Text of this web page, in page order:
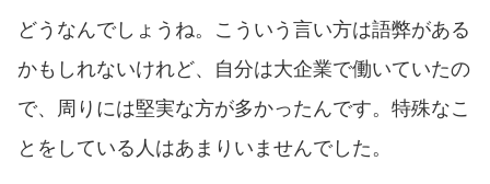
どうなんでしょうね。こういう言い方は語弊がある
かもしれないけれど、自分は大企業で働いていたの
で、周りには堅実な方が多かったんです。特殊なこ
とをしている人はあまりいませんでした。